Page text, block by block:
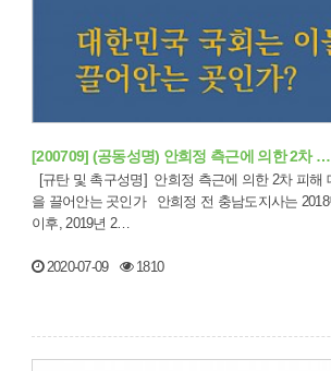
[200709] (공동성명) 안희정 측근에 의한 2차 …
을 끌어안는 곳인가 안희정 전 충남도지사는 2018년 3월 5일 미투 고발
이후, 2019년 2…
2020-07-09 1810